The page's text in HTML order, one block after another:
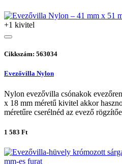
+1 kivitel
Cikkszám: 563034
Evezővilla Nylon
Nylon evezővilla csónakok
x 18 mm méretű kivitel akkor
méretűre cserélnéd az evező
1 583 Ft